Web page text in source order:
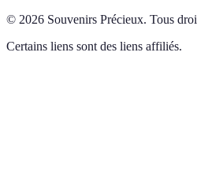
© 2026 Souvenirs Précieux. Tous
Certains liens sont des liens affiliés.